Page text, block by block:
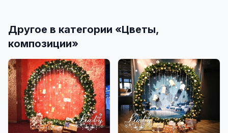
Другое в категории «Цветы,
композиции»